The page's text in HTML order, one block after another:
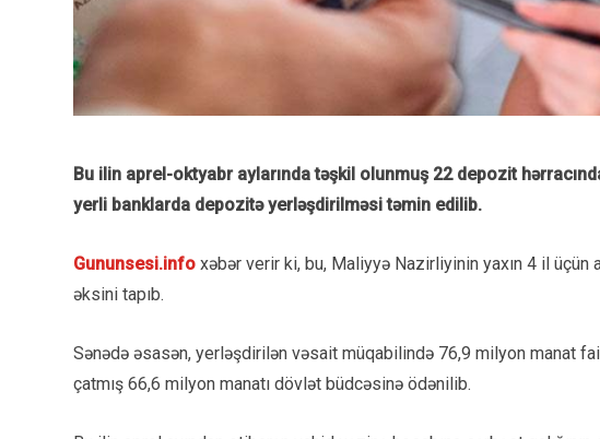
Bu ilin aprel-oktyabr aylarında təşkil olunmuş 22 depozit
yerli banklarda depozitə yerləşdirilməsi təmin edilib.
Gununsesi.info xəbər verir ki, bu, Maliyyə Nazirliyinin yaxın 4 il üçün
əksini tapıb.
Sənədə əsasən, yerləşdirilən vəsait müqabilində 76,9 milyon manat
çatmış 66,6 milyon manatı dövlət büdcəsinə ödənilib.